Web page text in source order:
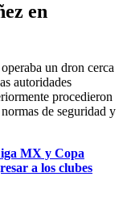
en
un dron cerca
autoridades
procedieron
de seguridad y
MX y Copa
a los clubes